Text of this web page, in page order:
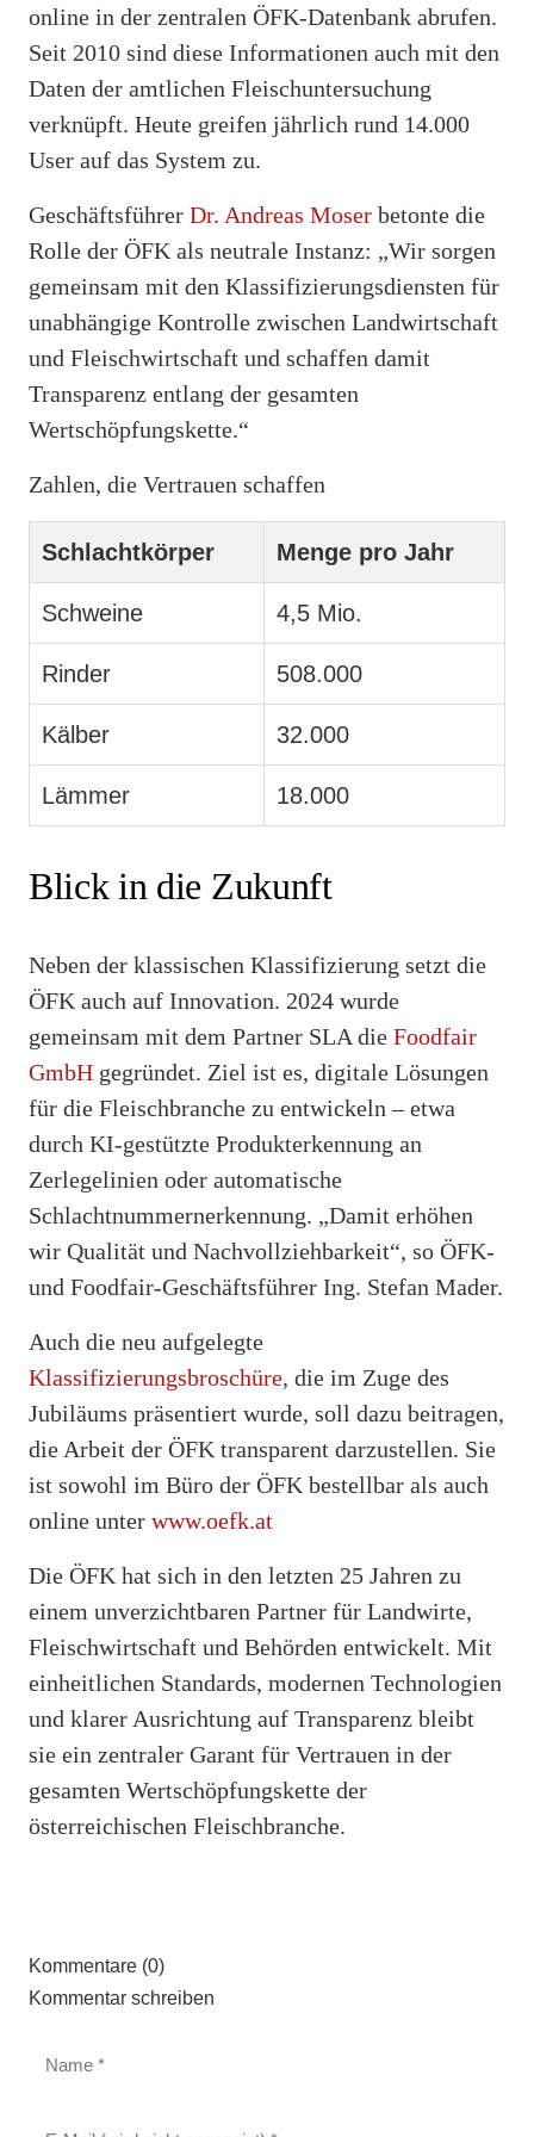
online in der zentralen ÖFK-Datenbank abrufen.
Seit 2010 sind diese Informationen auch mit den
Daten der amtlichen Fleischuntersuchung
verknüpft. Heute greifen jährlich rund 14.000
User auf das System zu.
Geschäftsführer Dr. Andreas Moser betonte die
Rolle der ÖFK als neutrale Instanz: „Wir sorgen
gemeinsam mit den Klassifizierungsdiensten für
unabhängige Kontrolle zwischen Landwirtschaft
und Fleischwirtschaft und schaffen damit
Transparenz entlang der gesamten
Wertschöpfungskette.“
Zahlen, die Vertrauen schaffen
Schlachtkörper Menge pro Jahr
Schweine 4,5 Mio.
Rinder 508.000
Kälber 32.000
Lämmer 18.000
Blick in die Zukunft
Neben der klassischen Klassifizierung setzt die
ÖFK auch auf Innovation. 2024 wurde
gemeinsam mit dem Partner SLA die Foodfair
GmbH gegründet. Ziel ist es, digitale Lösungen
für die Fleischbranche zu entwickeln – etwa
durch KI-gestützte Produkterkennung an
Zerlegelinien oder automatische
Schlachtnummernerkennung. „Damit erhöhen
wir Qualität und Nachvollziehbarkeit“, so ÖFK-
und Foodfair-Geschäftsführer Ing. Stefan Mader.
Auch die neu aufgelegte
Klassifizierungsbroschüre, die im Zuge des
Jubiläums präsentiert wurde, soll dazu beitragen,
die Arbeit der ÖFK transparent darzustellen. Sie
ist sowohl im Büro der ÖFK bestellbar als auch
online unter www.oefk.at
Die ÖFK hat sich in den letzten 25 Jahren zu
einem unverzichtbaren Partner für Landwirte,
Fleischwirtschaft und Behörden entwickelt. Mit
einheitlichen Standards, modernen Technologien
und klarer Ausrichtung auf Transparenz bleibt
sie ein zentraler Garant für Vertrauen in der
gesamten Wertschöpfungskette der
österreichischen Fleischbranche.
Kommentare (0)
Kommentar schreiben